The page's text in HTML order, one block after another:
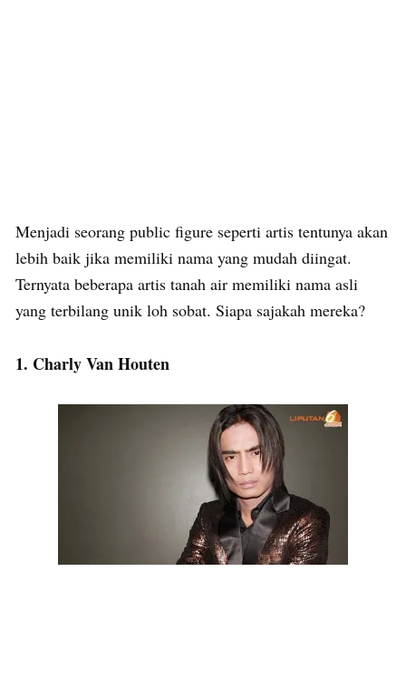
Menjadi seorang public figure seperti artis tentunya akan
lebih baik jika memiliki nama yang mudah diingat.
Ternyata beberapa artis tanah air memiliki nama asli
yang terbilang unik loh sobat. Siapa sajakah mereka?
1. Charly Van Houten